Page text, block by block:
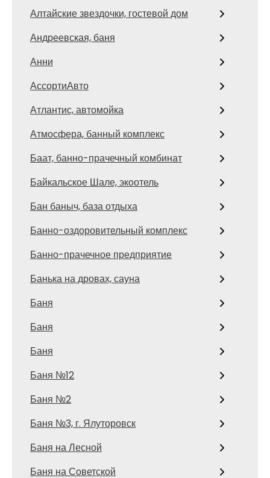
Алтайские звездочки, гостевой дом
Андреевская, баня
Анни
АссортиАвто
Атлантис, автомойка
Атмосфера, банный комплекс
Баат, банно-прачечный комбинат
Байкальское Шале, экоотель
Бан баныч, база отдыха
Банно-оздоровительный комплекс
Банно-прачечное предприятие
Банька на дровах, сауна
Баня
Баня
Баня
Баня №12
Баня №2
Баня №3, г. Ялуторовск
Баня на Лесной
Баня на Советской